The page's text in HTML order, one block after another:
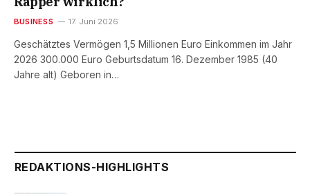
BUSINESS 17. Juni 2026
Geschätztes Vermögen 1,5 Millionen Euro Einkommen im Jahr
2026 300.000 Euro Geburtsdatum 16. Dezember 1985 (40
Jahre alt) Geboren in…
REDAKTIONS-HIGHLIGHTS